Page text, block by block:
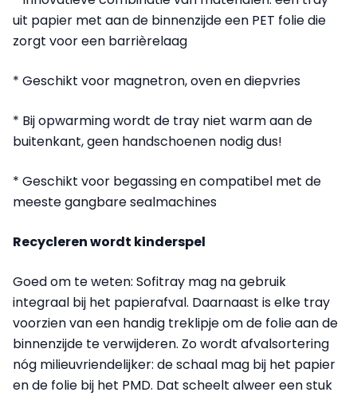
uit papier met aan de binnenzijde een PET folie die
zorgt voor een barrièrelaag
* Geschikt voor magnetron, oven en diepvries
* Bij opwarming wordt de tray niet warm aan de
buitenkant, geen handschoenen nodig dus!
* Geschikt voor begassing en compatibel met de
meeste gangbare sealmachines
Recycleren wordt kinderspel
Goed om te weten: Sofitray mag na gebruik
integraal bij het papierafval. Daarnaast is elke tray
voorzien van een handig treklipje om de folie aan de
binnenzijde te verwijderen. Zo wordt afvalsortering
nóg milieuvriendelijker: de schaal mag bij het papier
en de folie bij het PMD. Dat scheelt alweer een stuk